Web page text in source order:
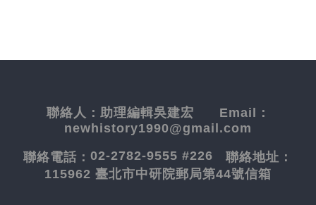
聯絡人： 助理編輯吳建宏 Email：
newhistory1990@gmail.com
聯絡電話： 02-2782-9555 #226 聯絡地址：
115962 臺北市中研院郵局第44號信箱